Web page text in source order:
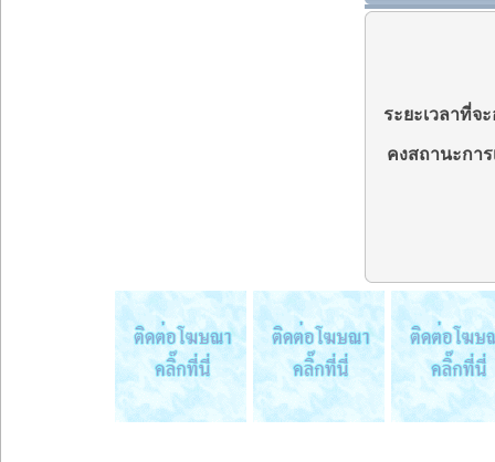
ระยะเวลาที่จ
คงสถานะกา